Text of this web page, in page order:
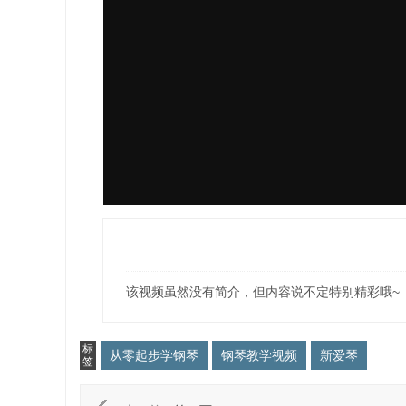
该视频虽然没有简介，但内容说不定特别精彩哦~
标
签
从零起步学钢琴 钢琴教学视频 新爱琴